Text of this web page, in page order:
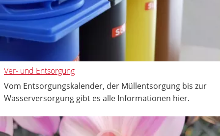
Ver- und Entsorgung
Vom Entsorgungskalender, der Müllentsorgung bis zur
Wasserversorgung gibt es alle Informationen hier.